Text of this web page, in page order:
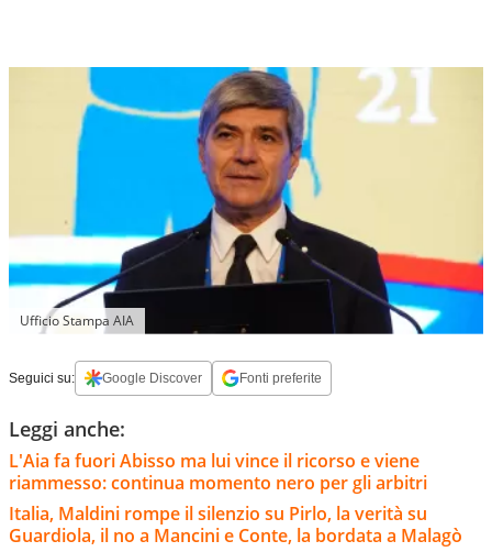
Ufficio Stampa AIA
Seguici su: Google Discover Fonti preferite
Leggi anche:
L'Aia fa fuori Abisso ma lui vince il ricorso e viene
riammesso: continua momento nero per gli arbitri
Italia, Maldini rompe il silenzio su Pirlo, la verità su
Guardiola, il no a Mancini e Conte, la bordata a Malagò